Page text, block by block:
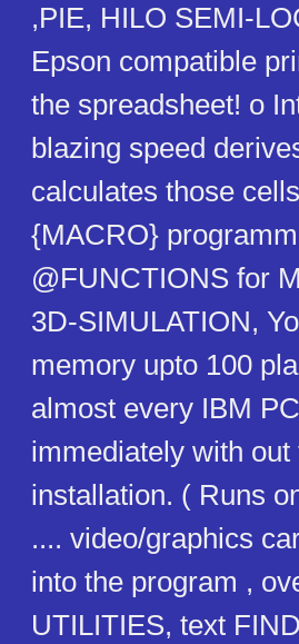
,PIE, HILO SEMI-
Epson compatible
the spreadsheet! o
blazing speed
calculates those
{MACRO}
@FUNCTIONS for
3D-SIMULATION,
memory upto 100
almost every IBM
immediately with
installation. ( Runs
.... video/graphics
into the program ,
UTILITIES, text